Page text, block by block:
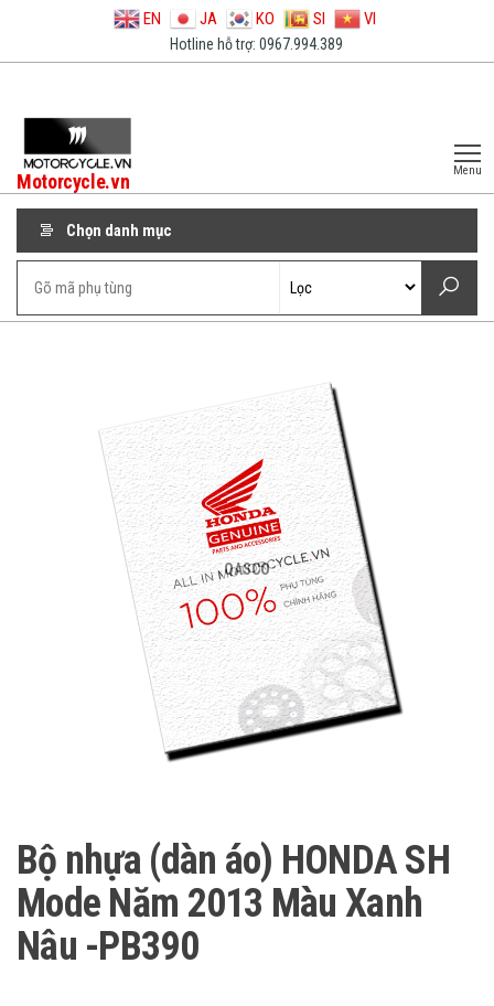
EN JA KO SI VI
Hotline hỗ trợ: 0967.994.389
Motorcycle.vn Menu
Chọn danh mục
QASCO
Bộ nhựa (dàn áo) HONDA SH
Mode Năm 2013 Màu Xanh
Nâu -PB390